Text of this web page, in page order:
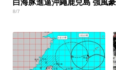
白海豚進逼沖繩鹿兒島 強風
8/7